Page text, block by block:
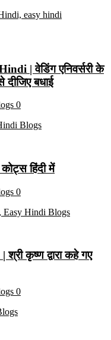
| वेडिंग एनिवर्सरी के
बधाई
0
हिंदी में
0
कृष्ण द्वारा कहे गए
0